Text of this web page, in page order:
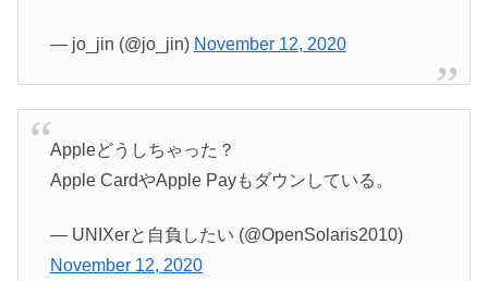
— jo_jin (@jo_jin) November 12, 2020
Appleどうしちゃった？
Apple CardやApple Payもダウンしている。
— UNIXerと自負したい (@OpenSolaris2010)
November 12, 2020